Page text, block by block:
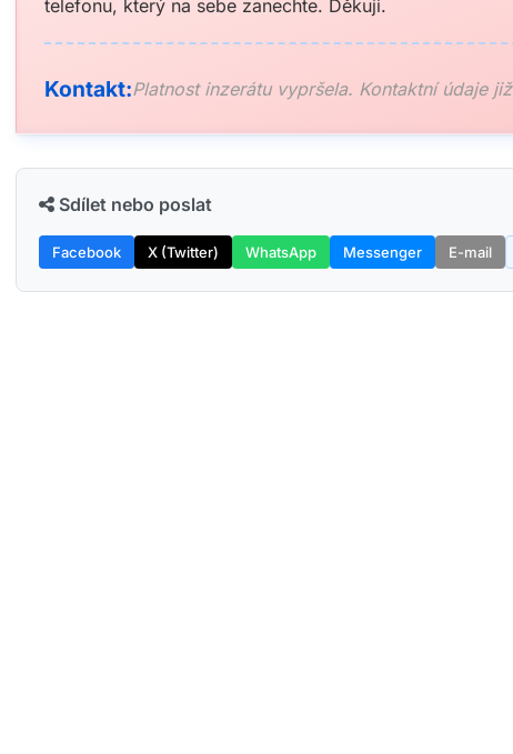
telefonu, který na sebe zanechte. Děkuji.
Kontakt:Platnost inzerátu vypršela. Kontaktní údaje
Sdílet nebo poslat
Facebook X (Twitter) WhatsApp Messenger E-mail